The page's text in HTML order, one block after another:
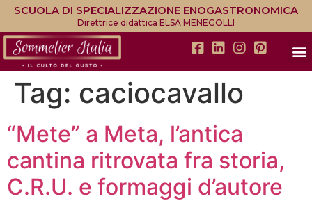
SCUOLA DI SPECIALIZZAZIONE ENOGASTRONOMICA
Direttrice didattica ELSA MENEGOLLI
Tag: caciocavallo
“Mete” a Meta, l’antica
cantina ritrovata fra storia,
C.R.U. e formaggi d’autore